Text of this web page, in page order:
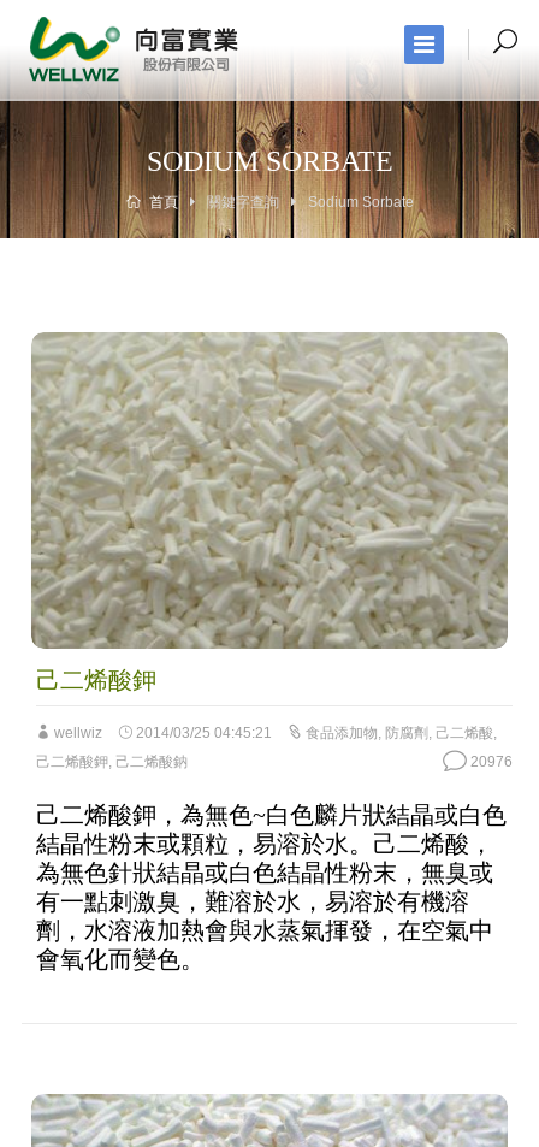
SODIUM SORBATE
首頁 關鍵字查詢 Sodium Sorbate
己二烯酸鉀
wellwiz 2014/03/25 04:45:21 食品添加物, 防腐劑 , 己二烯酸,
己二烯酸鉀, 己二烯酸鈉 20976
己二烯酸鉀，為無色~白色麟片狀結晶或白色
結晶性粉末或顆粒，易溶於水。己二烯酸，
為無色針狀結晶或白色結晶性粉末，無臭或
有一點刺激臭，難溶於水，易溶於有機溶
劑，水溶液加熱會與水蒸氣揮發，在空氣中
會氧化而變色。